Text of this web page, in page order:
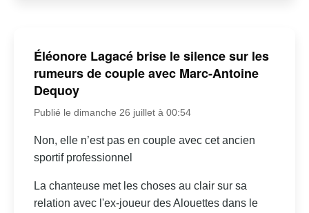
Éléonore Lagacé brise le silence sur les
rumeurs de couple avec Marc-Antoine
Dequoy
Publié le dimanche 26 juillet à 00:54
Non, elle n’est pas en couple avec cet ancien
sportif professionnel
La chanteuse met les choses au clair sur sa
relation avec l'ex-joueur des Alouettes dans le